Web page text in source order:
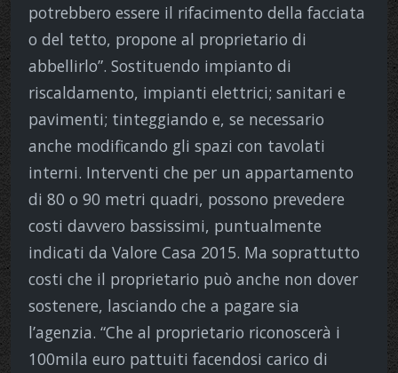
potrebbero essere il rifacimento della facciata
o del tetto, propone al proprietario di
abbellirlo”. Sostituendo impianto di
riscaldamento, impianti elettrici; sanitari e
pavimenti; tinteggiando e, se necessario
anche modificando gli spazi con tavolati
interni. Interventi che per un appartamento
di 80 o 90 metri quadri, possono prevedere
costi davvero bassissimi, puntualmente
indicati da Valore Casa 2015. Ma soprattutto
costi che il proprietario può anche non dover
sostenere, lasciando che a pagare sia
l’agenzia. “Che al proprietario riconoscerà i
100mila euro pattuiti facendosi carico di